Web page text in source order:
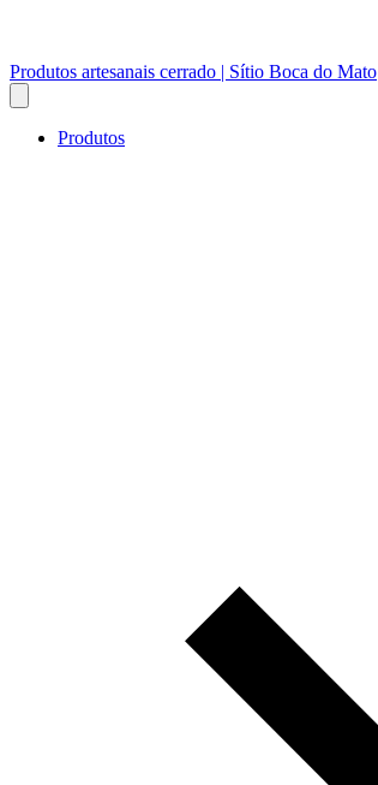
Produtos artesanais cerrado | Sítio Boca do Mato
Produtos